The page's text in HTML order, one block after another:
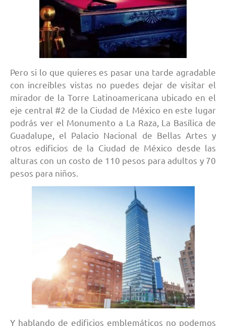
Pero si lo que quieres es pasar una tarde agradable
con increíbles vistas no puedes dejar de visitar el
mirador de la Torre Latinoamericana ubicado en el
eje central #2 de la Ciudad de México en este lugar
podrás ver el Monumento a La Raza, La Basílica de
Guadalupe, el Palacio Nacional de Bellas Artes y
otros edificios de la Ciudad de México desde las
alturas con un costo de 110 pesos para adultos y 70
pesos para niños.
Y hablando de edificios emblemáticos no podemos